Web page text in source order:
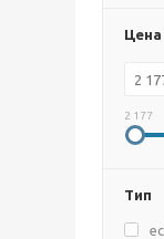
Цена
2 177
Тип